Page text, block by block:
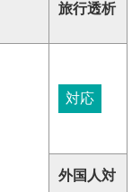
旅行透析
対応
外国人対